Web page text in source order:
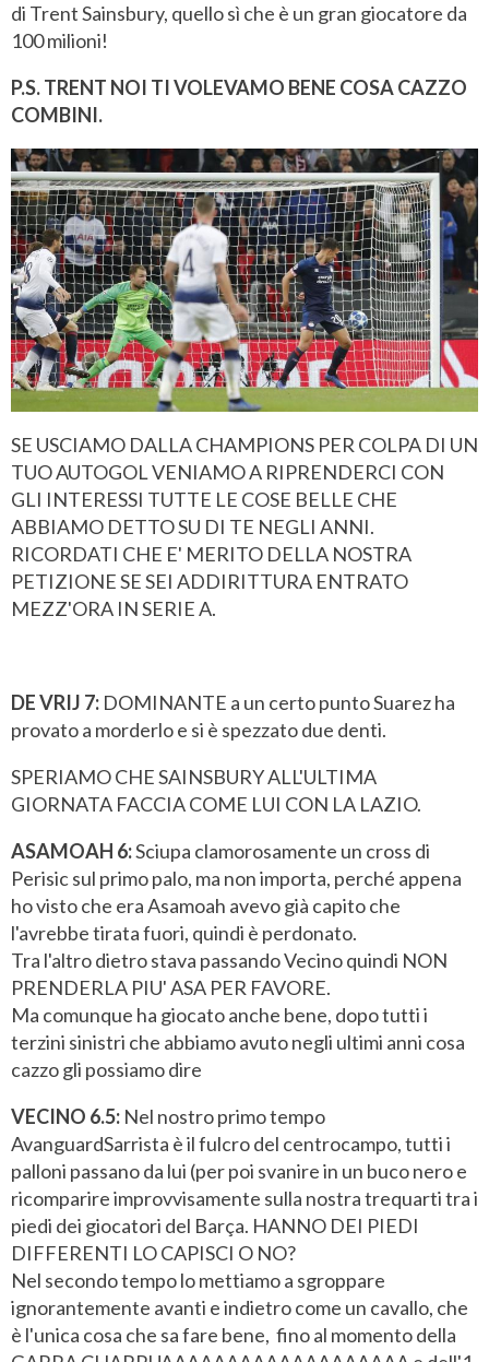
di Trent Sainsbury, quello sì che è un gran giocatore da
100 milioni!
P.S. TRENT NOI TI VOLEVAMO BENE COSA CAZZO
COMBINI.
SE USCIAMO DALLA CHAMPIONS PER COLPA DI UN
TUO AUTOGOL VENIAMO A RIPRENDERCI CON
GLI INTERESSI TUTTE LE COSE BELLE CHE
ABBIAMO DETTO SU DI TE NEGLI ANNI.
RICORDATI CHE E' MERITO DELLA NOSTRA
PETIZIONE SE SEI ADDIRITTURA ENTRATO
MEZZ'ORA IN SERIE A.
DE VRIJ 7: DOMINANTE a un certo punto Suarez ha
provato a morderlo e si è spezzato due denti.
SPERIAMO CHE SAINSBURY ALL'ULTIMA
GIORNATA FACCIA COME LUI CON LA LAZIO.
ASAMOAH 6:Sciupa clamorosamente un cross di
Perisic sul primo palo, ma non importa, perché appena
ho visto che era Asamoah avevo già capito che
l'avrebbe tirata fuori, quindi è perdonato.
Tra l'altro dietro stava passando Vecino quindi NON
PRENDERLA PIU' ASA PER FAVORE.
Ma comunque ha giocato anche bene, dopo tutti i
terzini sinistri che abbiamo avuto negli ultimi anni cosa
cazzo gli possiamo dire
VECINO 6.5: Nel nostro primo tempo
AvanguardSarrista è il fulcro del centrocampo, tutti i
palloni passano da lui (per poi svanire in un buco nero e
ricomparire improvvisamente sulla nostra trequarti tra i
piedi dei giocatori del Barça. HANNO DEI PIEDI
DIFFERENTI LO CAPISCI O NO?
Nel secondo tempo lo mettiamo a sgroppare
ignorantemente avanti e indietro come un cavallo, che
è l'unica cosa che sa fare bene, fino al momento della